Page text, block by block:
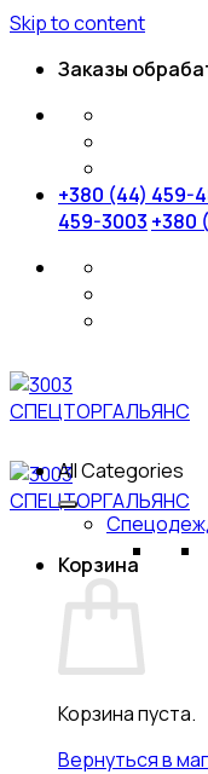
Skip to content
Заказы
+380 (44) 459-
459-3003 +380
Корзина
Корзина пуста.
Вернуться в
All Categories